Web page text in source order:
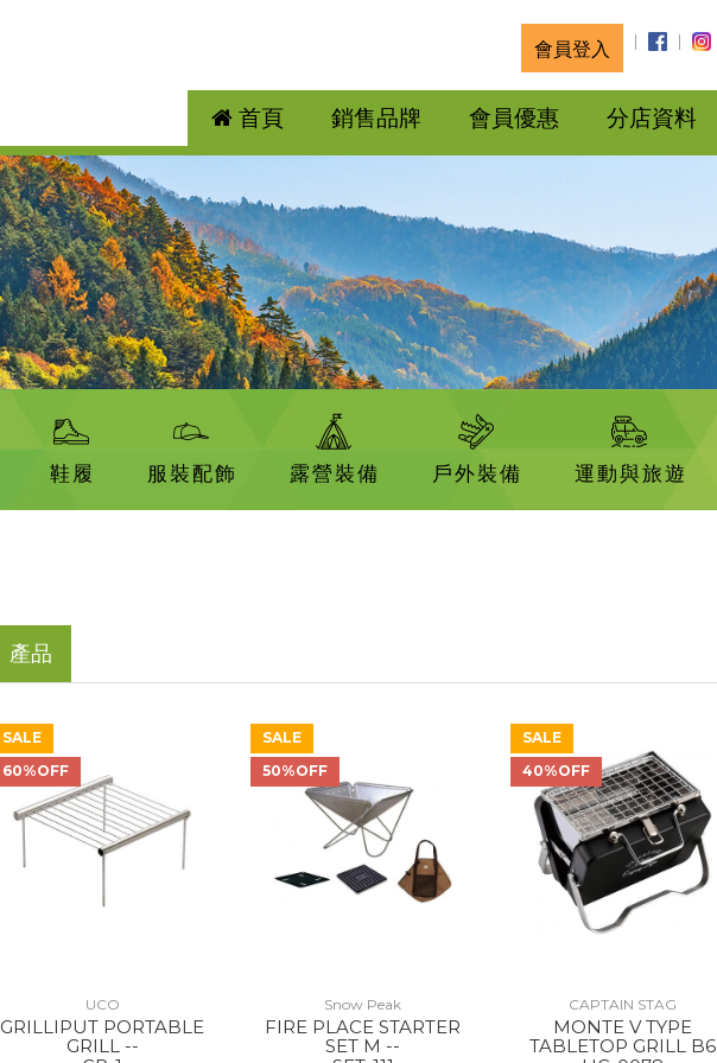
會員登入
首頁 銷售品牌 會員優惠 分店資料
鞋履 服裝配飾 露營裝備 戶外裝備 運動與旅遊
產品
SALE
60%OFF
UCO
GRILLIPUT PORTABLE
GRILL --
SALE
50%OFF
Snow Peak
FIRE PLACE STARTER
SET M --
SALE
40%OFF
CAPTAIN STAG
MONTE V TYPE
TABLETOP GRILL B6